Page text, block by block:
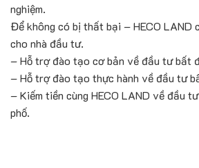
nghiệm.
Để không có bị thất bại – HECO LAND
cho nhà đầu tư.
– Hỗ trợ đào tạo cơ bản về đầu tư bất
– Hỗ trợ đào tạo thực hành về đầu tư
– Kiếm tiền cùng HECO LAND về đầu
phố.